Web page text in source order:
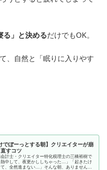
る」と決めるだけでもOK。
、自然と「眠りに入りやす
でぼーっとする朝】クリエイターが崩
すコツ
計士・クリエイター特化税理士の三橋裕樹で
中して、夜更かししちゃった…」「起きたけ
、全然進まない…」そんな朝、ありません